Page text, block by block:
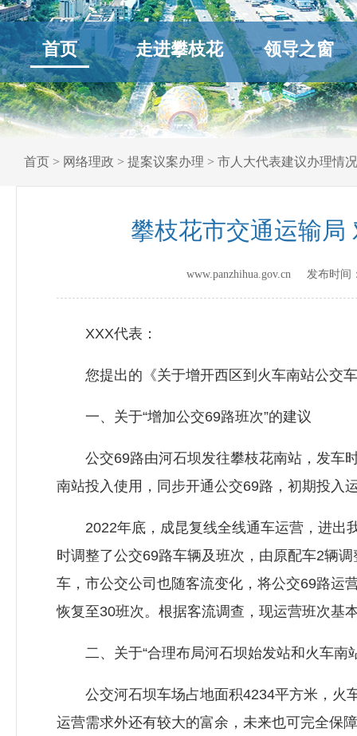
首页 走进攀枝花 领导之窗
首页 > 网络理政 > 提案议案办理 > 市人大代表建议办理情况
攀枝花市交通运输局
www.panzhihua.gov.cn 发布时间
ΧΧΧ代表：
您提出的《关于增开西区到火车南站公交车
一、关于“增加公交69路班次”的建议
公交69路由河石坝发往攀枝花南站，发车时
南站投入使用，同步开通公交69路，初期投入
2022年底，成昆复线全线通车运营，进出我
时调整了公交69路车辆及班次，由原配车2辆
车，市公交公司也随客流变化，将公交69路运
恢复至30班次。根据客流调查，现运营班次基
二、关于“合理布局河石坝始发站和火车南
公交河石坝车场占地面积4234平方米，火车
运营需求外还有较大的富余，未来也可完全保